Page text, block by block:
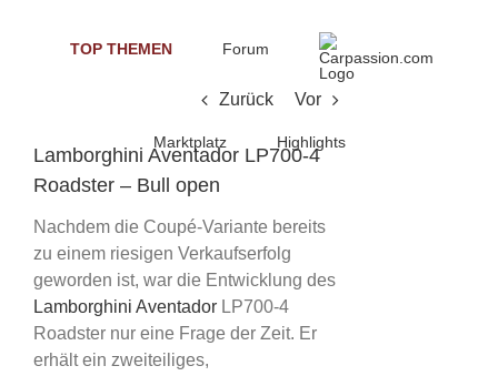
TOP THEMEN Forum
Marktplatz Highlights
Zurück Vor
Lamborghini Aventador LP700-4
Roadster – Bull open
Nachdem die Coupé-Variante bereits
zu einem riesigen Verkaufserfolg
geworden ist, war die Entwicklung des
Lamborghini Aventador LP700-4
Roadster nur eine Frage der Zeit. Er
erhält ein zweiteiliges,